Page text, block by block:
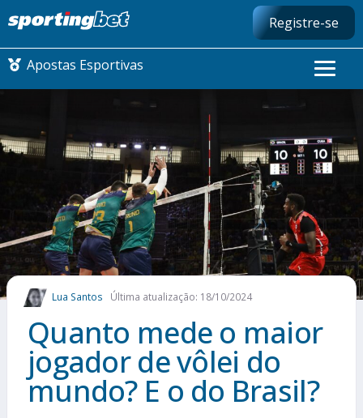
Registre-se
Apostas Esportivas
CONMEBOL LIBERTADORES
FUTEBOL NACIONAL
FUTEBOL INTERNACIONAL
COMO APOSTAR
MAIS ESPORTES
Lua Santos Última atualização: 18/10/2024
Quanto mede o maior
jogador de vôlei do
mundo? E o do Brasil?